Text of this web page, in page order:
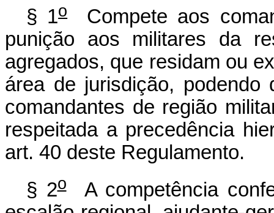
§ 1oCompete aos
punição aos militares da
agregados, que residam ou
área de jurisdição, podendo
comandantes de região
respeitada a precedência
art. 40 deste Regulamento.
§ 2oA competência